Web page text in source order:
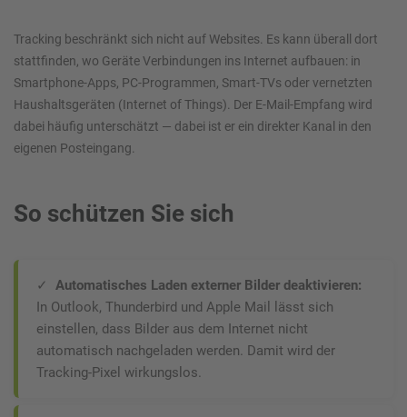
Tracking beschränkt sich nicht auf Websites. Es kann überall dort
stattfinden, wo Geräte Verbindungen ins Internet aufbauen: in
Smartphone-Apps, PC-Programmen, Smart-TVs oder vernetzten
Haushaltsgeräten (Internet of Things). Der E-Mail-Empfang wird
dabei häufig unterschätzt — dabei ist er ein direkter Kanal in den
eigenen Posteingang.
So schützen Sie sich
✓ Automatisches Laden externer Bilder deaktivieren:
In Outlook, Thunderbird und Apple Mail lässt sich
einstellen, dass Bilder aus dem Internet nicht
automatisch nachgeladen werden. Damit wird der
Tracking-Pixel wirkungslos.